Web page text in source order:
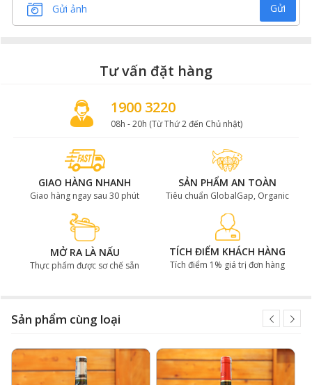
Gửi ảnh Gửi
Tư vấn đặt hàng
1900 3220
08h - 20h (Từ Thứ 2 đến Chủ nhật)
GIAO HÀNG NHANH
Giao hàng ngay sau 30 phút
SẢN PHẨM AN TOÀN
Tiêu chuẩn GlobalGap, Organic
MỞ RA LÀ NẤU
Thực phẩm được sơ chế sẵn
TÍCH ĐIỂM KHÁCH HÀNG
Tích điểm 1% giá trị đơn hàng
Sản phẩm cùng loại